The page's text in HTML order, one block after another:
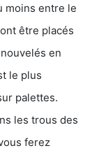
moins entre le
être placés
en
le plus
palettes.
les trous des
ferez